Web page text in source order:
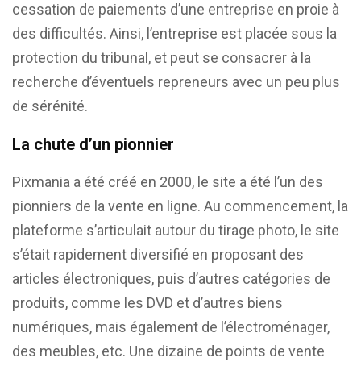
cessation de paiements d’une entreprise en proie à
des difficultés. Ainsi, l’entreprise est placée sous la
protection du tribunal, et peut se consacrer à la
recherche d’éventuels repreneurs avec un peu plus
de sérénité.
La chute d’un pionnier
Pixmania a été créé en 2000, le site a été l’un des
pionniers de la vente en ligne. Au commencement, la
plateforme s’articulait autour du tirage photo, le site
s’était rapidement diversifié en proposant des
articles électroniques, puis d’autres catégories de
produits, comme les DVD et d’autres biens
numériques, mais également de l’électroménager,
des meubles, etc. Une dizaine de points de vente